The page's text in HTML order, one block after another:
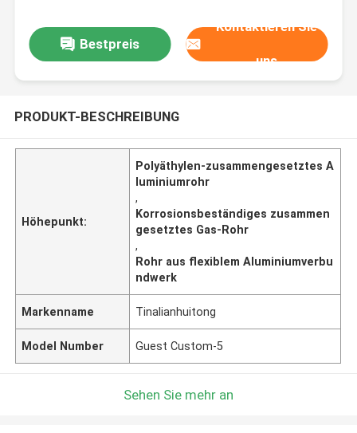
Bestpreis
Kontaktieren Sie
uns
PRODUKT-BESCHREIBUNG
Höhepunkt:
Polyäthylen-zusammengesetztes A
luminiumrohr
,
Korrosionsbeständiges zusammen
gesetztes Gas-Rohr
,
Rohr aus flexiblem Aluminiumverbu
ndwerk
Markenname Tinalianhuitong
Model Number Guest Custom-5
Sehen Sie mehr an